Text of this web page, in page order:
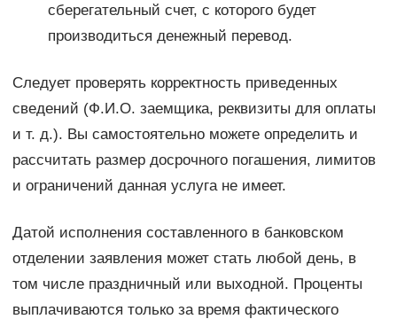
сберегательный счет, с которого будет
производиться денежный перевод.
Следует проверять корректность приведенных
сведений (Ф.И.О. заемщика, реквизиты для оплаты
и т. д.). Вы самостоятельно можете определить и
рассчитать размер досрочного погашения, лимитов
и ограничений данная услуга не имеет.
Датой исполнения составленного в банковском
отделении заявления может стать любой день, в
том числе праздничный или выходной. Проценты
выплачиваются только за время фактического